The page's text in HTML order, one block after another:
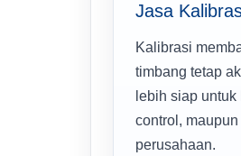
Jasa
Kalibrasi
timbang tetap
lebih siap
control,
perusahaan.